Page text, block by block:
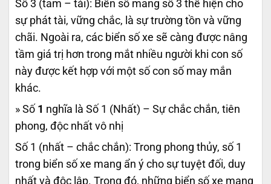
Số 3 (tam – tài): Biển số mang số 3 thể hiện cho
sự phát tài, vững chắc, là sự trường tồn và vững
chãi. Ngoài ra, các biển số xe sẽ càng được nâng
tầm giá trị hơn trong mắt nhiều người khi con số
này được kết hợp với một số con số may mắn
khác.
» Số 1 nghĩa là Số 1 (Nhất) – Sự chắc chắn, tiên
phong, độc nhất vô nhị
Số 1 (nhất – chắc chắn): Trong phong thủy, số 1
trong biển số xe mang ẩn ý cho sự tuyệt đối, duy
nhất và độc lập. Trong đó, những biển số xe mang